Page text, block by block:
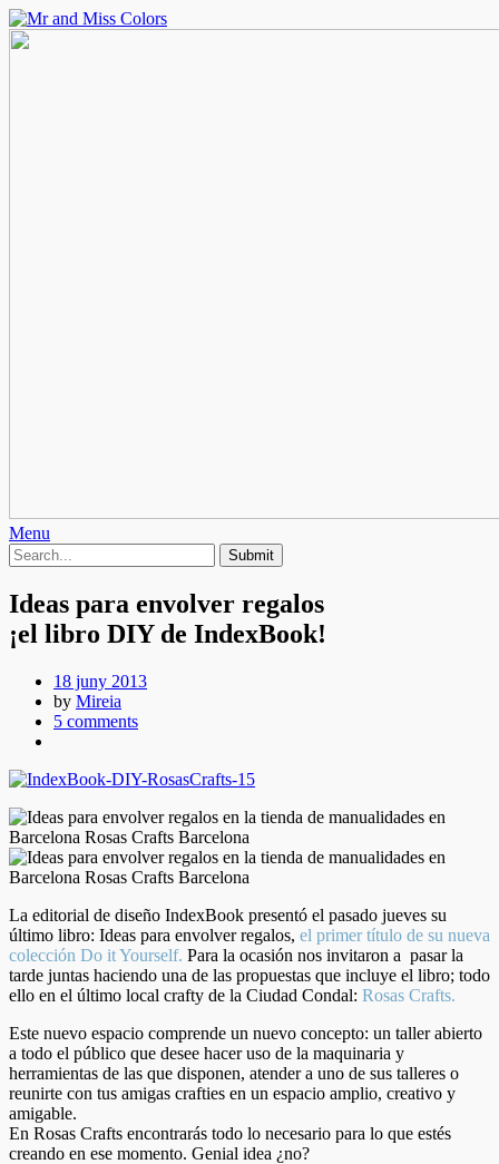
Menu
Ideas para envolver regalos
¡el libro DIY de IndexBook!
18 juny 2013
by Mireia
5 comments
La editorial de diseño IndexBook presentó el pasado jueves su
último libro: Ideas para envolver regalos, el primer título de su nueva
colección Do it Yourself. Para la ocasión nos invitaron a pasar la
tarde juntas haciendo una de las propuestas que incluye el libro; todo
ello en el último local crafty de la Ciudad Condal: Rosas Crafts.
Este nuevo espacio comprende un nuevo concepto: un taller abierto
a todo el público que desee hacer uso de la maquinaria y
herramientas de las que disponen, atender a uno de sus talleres o
reunirte con tus amigas crafties en un espacio amplio, creativo y
amigable.
En Rosas Crafts encontrarás todo lo necesario para lo que estés
creando en ese momento. Genial idea ¿no?